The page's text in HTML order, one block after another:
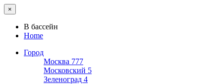
×
В бассейн
Home
Город
Москва 777
Московский 5
Зеленоград 4